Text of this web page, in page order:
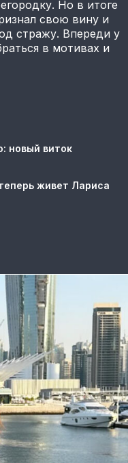
Но в итоге
свою вину и
стражу. Впереди у
в мотивах и
новый виток
живет Лариса